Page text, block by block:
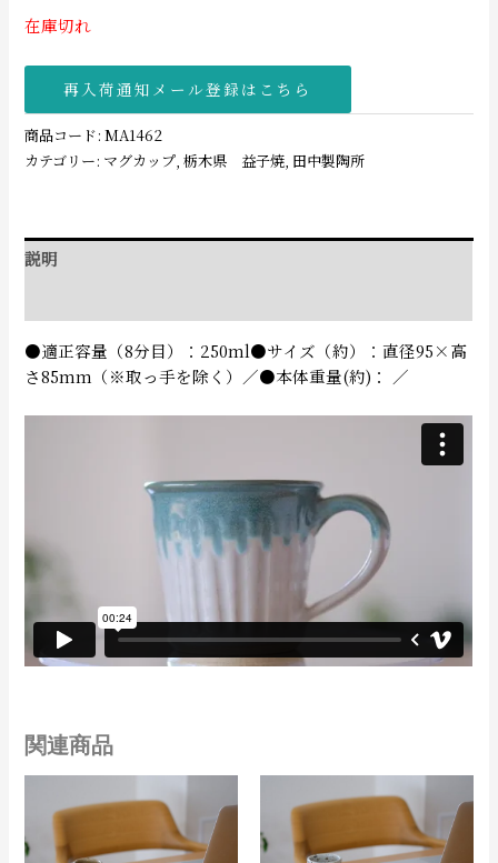
在庫切れ
再入荷通知メール登録はこちら
商品コード:MA1462
カテゴリー: マグカップ ,栃木県 益子焼 田中製陶所
説明
●適正容量（8分目）：250ml●サイズ（約）：直径95×高
さ85mm（※取っ手を除く）／●本体重量(約)： ／
関連商品